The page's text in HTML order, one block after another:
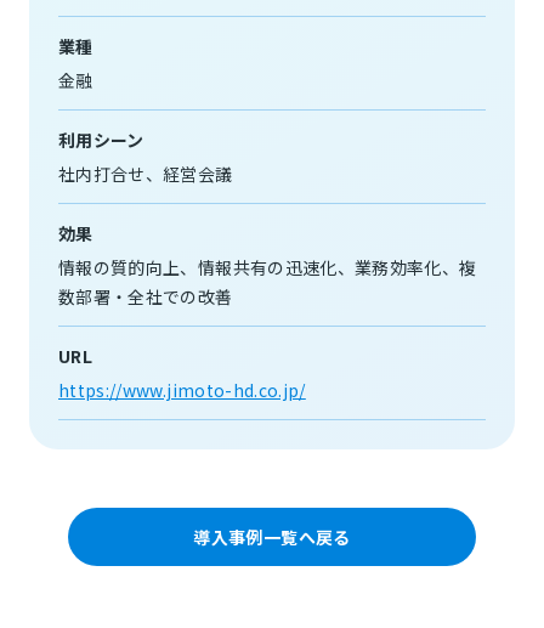
業種
金融
利用シーン
社内打合せ
経営会議
効果
情報の質的向上
情報共有の迅速化 業務効率化
複
数部署・全社での改善
URL
https://www.jimoto-hd.co.jp/
導入事例一覧へ戻る